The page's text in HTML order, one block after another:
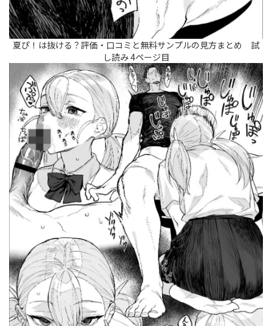
夏ぴ！は抜ける？評価・口コミと無料サンプルの見方まとめ 試
し読み 4ページ目